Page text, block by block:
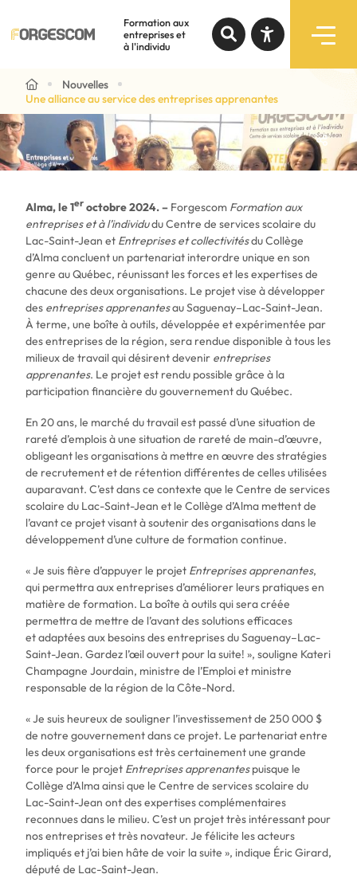
Formation aux
entreprises et
à l'individu
Formations
Programmes subventionnés
Services
Notre expertise
À propos
Liens rapides
Moodle
Catalogue de formation
Nous joindre
Travailler chez Forgescom
Zone conseil SARCA
Augmenter le texte
Diminuer le texte
Niveau de gris
Contraste élevé
Liens soulignés
Police d'écriture lisible
Réinitialiser
Nouvelles
Une alliance au service des entreprises apprenantes
apprenantes
Alma, le 1eroctobre 2024. – Forgescom Formation aux
entreprises et à l’individudu Centre de services scolaire du
Lac-Saint-Jean et Entreprises et collectivitésdu Collège
d’Alma concluent un partenariat interordre unique en son
genre au Québec, réunissant les forces et les expertises de
chacune des deux organisations. Le projet vise à développer
des entreprises apprenantesau Saguenay–Lac-Saint-Jean.
À terme, une boîte à outils, développée et expérimentée par
des entreprises de la région, sera rendue disponible à tous les
milieux de travail qui désirent devenir entreprises
apprenantes. Le projet est rendu possible grâce à la
participation financière du gouvernement du Québec.
En 20 ans, le marché du travail est passé d’une situation de
rareté d’emplois à une situation de rareté de main-d’œuvre,
obligeant les organisations à mettre en œuvre des stratégies
de recrutement et de rétention différentes de celles utilisées
auparavant. C’est dans ce contexte que le Centre de services
scolaire du Lac-Saint-Jean et le Collège d’Alma mettent de
l’avant ce projet visant à soutenir des organisations dans le
développement d’une culture de formation continue.
« Je suis fière d’appuyer le projet Entreprises apprenantes,
qui permettra aux entreprises d’améliorer leurs pratiques en
matière de formation. La boîte à outils qui sera créée
permettra de mettre de l’avant des solutions efficaces
et adaptées aux besoins des entreprises du Saguenay–Lac-
Saint-Jean. Gardez l’œil ouvert pour la suite! », souligne Kateri
Champagne Jourdain, ministre de l’Emploi et ministre
responsable de la région de la Côte-Nord.
« Je suis heureux de souligner l’investissement de 250 000 $
de notre gouvernement dans ce projet. Le partenariat entre
les deux organisations est très certainement une grande
force pour le projet Entreprises apprenantespuisque le
Collège d’Alma ainsi que le Centre de services scolaire du
Lac-Saint-Jean ont des expertises complémentaires
reconnues dans le milieu. C’est un projet très intéressant pour
nos entreprises et très novateur. Je félicite les acteurs
impliqués et j’ai bien hâte de voir la suite », indique Éric Girard,
député de Lac-Saint-Jean.